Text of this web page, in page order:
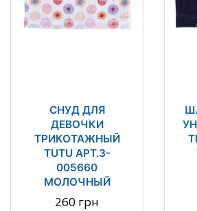
СНУД ДЛЯ
ДЕВОЧКИ
ТРИКОТАЖНЫЙ
TUTU АРТ.3-
005660
МОЛОЧНЫЙ
260 грн